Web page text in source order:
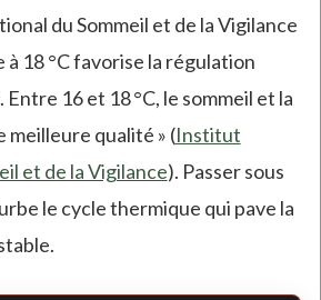
du Sommeil et de la Vigilance
à 18 °C favorise la régulation
16 et 18 °C, le sommeil et la
qualité » (Institut
et de la Vigilance). Passer sous
le cycle thermique qui pave la